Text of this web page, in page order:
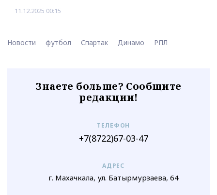
11.12.2025 00:15
Новости футбол Спартак Динамо РПЛ
Знаете больше? Сообщите
редакции!
ТЕЛЕФОН
+7(8722)67-03-47
АДРЕС
г. Махачкала, ул. Батырмурзаева, 64